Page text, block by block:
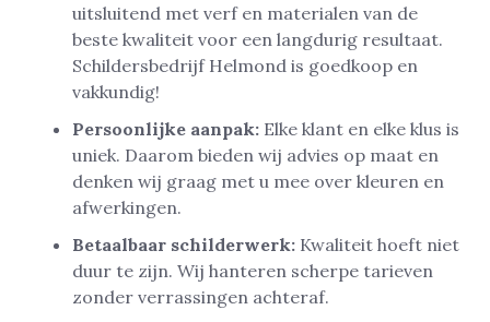
uitsluitend met verf en materialen van de
beste kwaliteit voor een langdurig resultaat.
Schildersbedrijf Helmond is goedkoop en
vakkundig!
Persoonlijke aanpak: Elke klant en elke klus is
uniek. Daarom bieden wij advies op maat en
denken wij graag met u mee over kleuren en
afwerkingen.
Betaalbaar schilderwerk: Kwaliteit hoeft niet
duur te zijn. Wij hanteren scherpe tarieven
zonder verrassingen achteraf.